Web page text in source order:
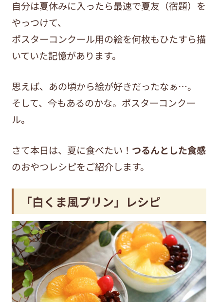
自分は夏休みに入ったら最速で夏友（宿題）を
やっつけて、
ポスターコンクール用の絵を何枚もひたすら描
いていた記憶があります。
思えば、あの頃から絵が好きだったなぁ…。
そして、今もあるのかな。ポスターコンクー
ル。
さて本日は、夏に食べたい！ つるんとした食感
のおやつレシピをご紹介します。
「白くま風プリン」レシピ